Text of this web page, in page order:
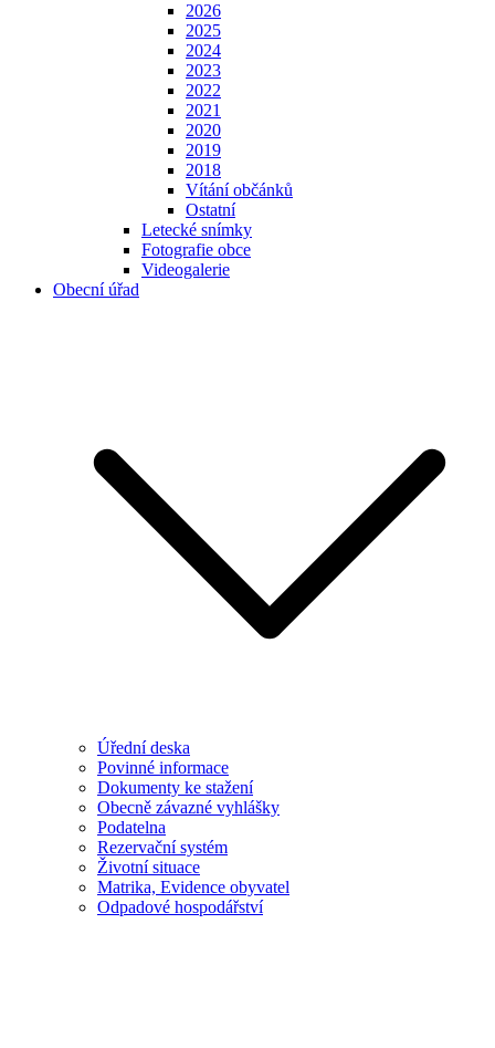
2026
2025
2024
2023
2022
2021
2020
2019
2018
Vítání občánků
Ostatní
Letecké snímky
Fotografie obce
Videogalerie
Obecní úřad
Úřední deska
Povinné informace
Dokumenty ke stažení
Obecně závazné vyhlášky
Podatelna
Rezervační systém
Životní situace
Matrika, Evidence obyvatel
Odpadové hospodářství